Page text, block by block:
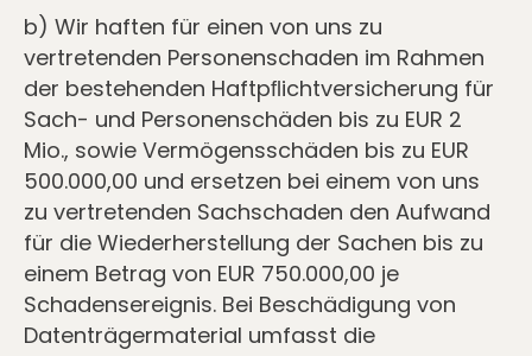
b) Wir haften für einen von uns zu
vertretenden Personenschaden im Rahmen
der bestehenden Haftpﬂichtversicherung für
Sach- und Personenschäden bis zu EUR 2
Mio., sowie Vermögensschäden bis zu EUR
500.000,00 und ersetzen bei einem von uns
zu vertretenden Sachschaden den Aufwand
für die Wiederherstellung der Sachen bis zu
einem Betrag von EUR 750.000,00 je
Schadensereignis. Bei Beschädigung von
Datenträgermaterial umfasst die